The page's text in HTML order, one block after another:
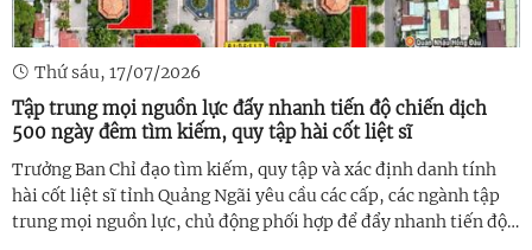
Thứ sáu, 17/07/2026
Tập trung mọi nguồn lực đẩy nhanh tiến độ chiến dịch
500 ngày đêm tìm kiếm, quy tập hài cốt liệt sĩ
Trưởng Ban Chỉ đạo tìm kiếm, quy tập và xác định danh tính
hài cốt liệt sĩ tỉnh Quảng Ngãi yêu cầu các cấp, các ngành tập
trung mọi nguồn lực, chủ động phối hợp để đẩy nhanh tiến độ